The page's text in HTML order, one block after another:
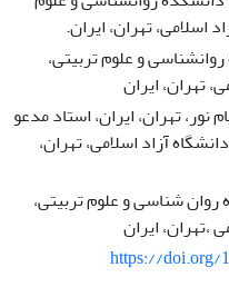
اسلامی، تهران، ایران.
و علوم تربیتی،
تهران، ایران
تهران، ایران، استاد مدعو
آزاد اسلامی، تهران،
شناسی و علوم تربیتی،
،تهران، ایران
https://doi.org/